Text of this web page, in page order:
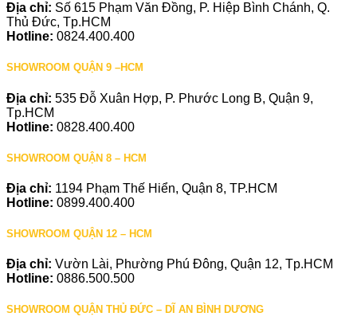
Địa chỉ: Số 615 Phạm Văn Đồng, P. Hiệp Bình Chánh, Q.
Thủ Đức, Tp.HCM
Hotline: 0824.400.400
SHOWROOM QUẬN 9 –HCM
Địa chỉ: 535 Đỗ Xuân Hợp, P. Phước Long B, Quận 9,
Tp.HCM
Hotline: 0828.400.400
SHOWROOM QUẬN 8 – HCM
Địa chỉ: 1194 Phạm Thế Hiển, Quận 8, TP.HCM
Hotline: 0899.400.400
SHOWROOM QUẬN 12 – HCM
Địa chỉ: Vườn Lài, Phường Phú Đông, Quận 12, Tp.HCM
Hotline: 0886.500.500
SHOWROOM QUẬN THỦ ĐỨC – DĨ AN BÌNH DƯƠNG